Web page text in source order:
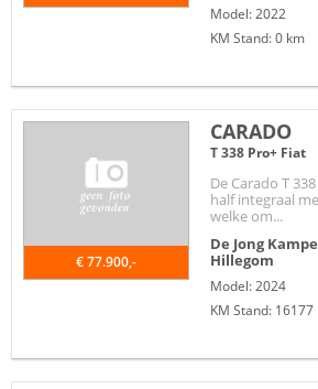
Model: 2022
KM Stand: 0 km
€ 77.900,-
CARADO
T 338 Pro+ Fiat
De Carado T
half integraal
welke om...
De Jong
Hillegom
Model: 2024
KM Stand: 16177